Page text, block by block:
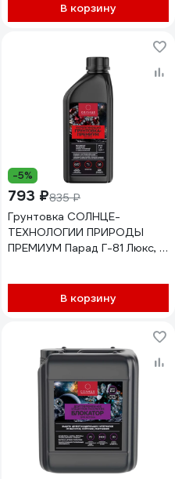
В корзину
-5%
793 ₽835 ₽
Грунтовка СОЛНЦЕ-
ТЕХНОЛОГИИ ПРИРОДЫ
ПРЕМИУМ Парад Г-81 Люкс, 1
В корзину